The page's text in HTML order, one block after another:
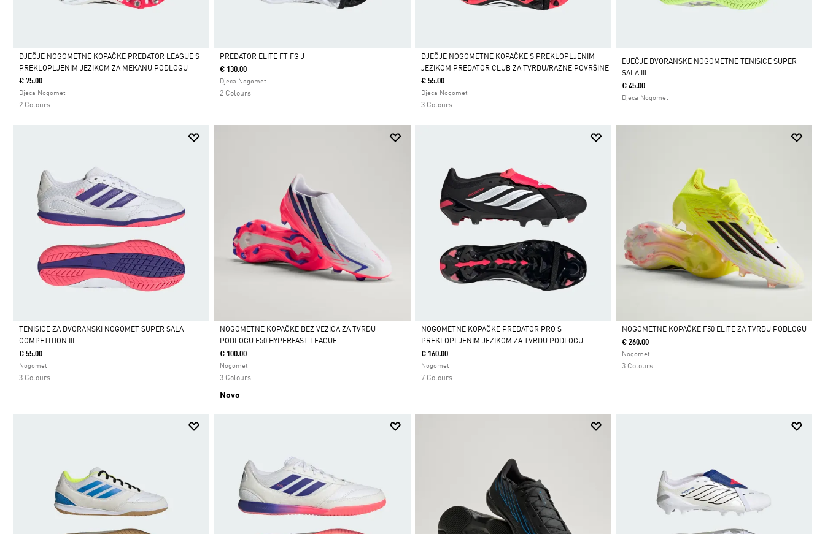
Da
DJEČJE NOGOMETNE KOPAČKE PREDATOR LEAGUE S
PREKLOPLJENIM JEZIKOM ZA MEKANU PODLOGU
€ 75.00
Djeca Nogomet
2 Colours
Da
PREDATOR ELITE FT FG J
€ 130.00
Djeca Nogomet
2 Colours
Da
DJEČJE NOGOMETNE KOPAČKE S PREKLOPLJENIM
JEZIKOM PREDATOR CLUB ZA TVRDU/RAZNE POVRŠINE
€ 55.00
Djeca Nogomet
3 Colours
DJEČJE DVORANSKE NOGOMETNE TENISICE SUPER
SALA III
€ 45.00
Djeca Nogomet
Da
TENISICE ZA DVORANSKI NOGOMET SUPER SALA
COMPETITION III
€ 55.00
Nogomet
3 Colours
Da
NOGOMETNE KOPAČKE BEZ VEZICA ZA TVRDU
PODLOGU F50 HYPERFAST LEAGUE
€ 100.00
Nogomet
3 Colours
Novo
Da
NOGOMETNE KOPAČKE PREDATOR PRO S
PREKLOPLJENIM JEZIKOM ZA TVRDU PODLOGU
€ 160.00
Nogomet
7 Colours
Da
NOGOMETNE KOPAČKE F50 ELITE ZA TVRDU PODLOGU
€ 260.00
Nogomet
3 Colours